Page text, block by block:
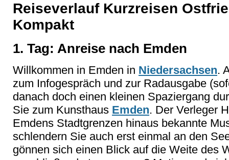
Reiseverlauf Kurzreisen
Kompakt
1. Tag: Anreise nach Emden
Willkommen in Emden in Niedersachsen.
zum Infogespräch und zur Radausgabe
danach doch einen kleinen Spaziergang
Sie zum Kunsthaus Emden. Der Verleger
Emdens Stadtgrenzen hinaus bekannte
schlendern Sie auch erst einmal an den
gönnen sich einen Blick auf die Weite des